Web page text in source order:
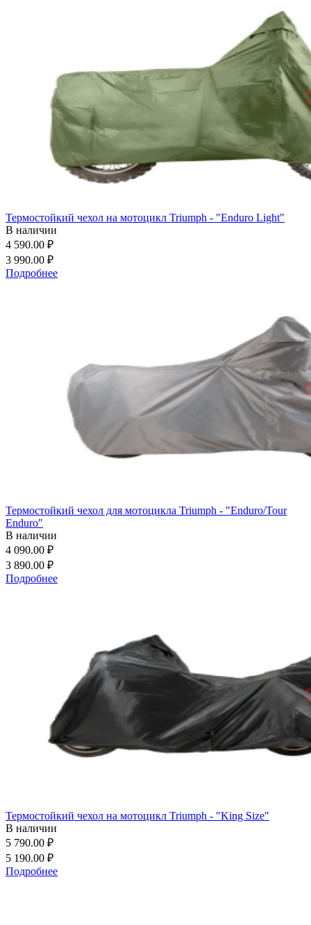
Термостойкий чехол на мотоцикл Triumph - "Enduro Light"
В наличии
4 590.00 ₽
3 990.00 ₽
Подробнее
Термостойкий чехол для мотоцикла Triumph - "Enduro/Tour
Enduro"
В наличии
4 090.00 ₽
3 890.00 ₽
Подробнее
Термостойкий чехол на мотоцикл Triumph - "King Size"
В наличии
5 790.00 ₽
5 190.00 ₽
Подробнее